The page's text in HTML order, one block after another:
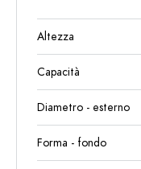
Altezza
Capacità
Diametro - esterno
Forma - fondo